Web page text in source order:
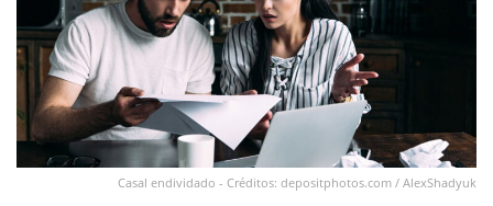
Casal endividado - Créditos: depositphotos.com / AlexShadyuk